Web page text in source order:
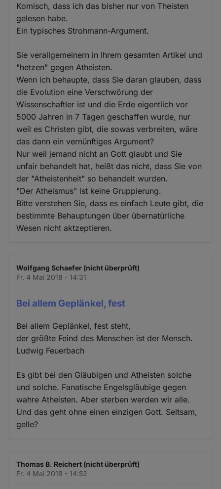
Komisch, dass ich das bisher nur von Theisten
gelesen habe.
Ein typisches Strohmann-Argument.
Sie verallgemeinern in Ihrem gesamten Artikel und
"hetzen" gegen Atheisten.
Wenn ich behaupte, dass Sie daran glauben, dass
die Evolution eine Verschwörung der
Wissenschaftler ist und die Erde eigentlich vor
5000 Jahren in 7 Tagen geschaffen wurde, nur
weil es Christen gibt, die sowas verbreiten, wäre
das dann ein vernünftiges Argument?
Nur weil jemand nicht an Gott glaubt und Sie
unfair behandelt hat, heißt das nicht, dass Sie von
der "Atheistenheit" so behandelt wurden.
"Der Atheismus" ist keine Gruppierung.
Bitte verstehen Sie, dass es einfach Leute gibt, die
bestimmte Behauptungen über übernatürliche
Wesen nicht aktzeptieren.
Wolfgang Schaefer (nicht überprüft)
Fr. 4 Mai 2018 - 14:31
Bei allem Geplänkel, fest
Bei allem Geplänkel, fest steht,
der größte Feind des Menschen ist der Mensch.
Ludwig Feuerbach
Es gibt bei den Gläubigen und Atheisten solche
und solche. Fanatische Engelsgläubige gegen
wahre Atheisten. Aber sterben werden wir alle.
Und das geht ohne einen einzigen Gott. Seltsam,
gelle?
Thomas B. Reichert (nicht überprüft)
Fr. 4 Mai 2018 - 14:52